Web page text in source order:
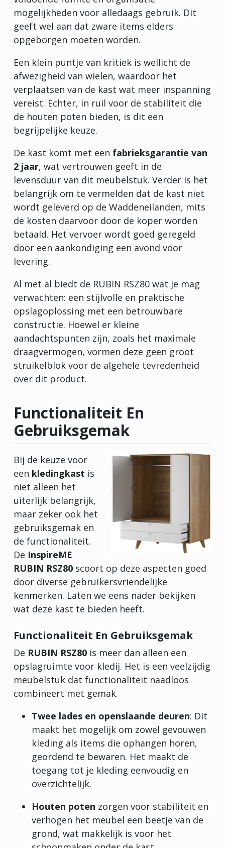
mogelijkheden voor alledaags gebruik. Dit
geeft wel aan dat zware items elders
opgeborgen moeten worden.
Een klein puntje van kritiek is wellicht de
afwezigheid van wielen, waardoor het
verplaatsen van de kast wat meer inspanning
vereist. Echter, in ruil voor de stabiliteit die
de houten poten bieden, is dit een
begrijpelijke keuze.
De kast komt met een fabrieksgarantie van
2 jaar, wat vertrouwen geeft in de
levensduur van dit meubelstuk. Verder is het
belangrijk om te vermelden dat de kast niet
wordt geleverd op de Waddeneilanden, mits
de kosten daarvoor door de koper worden
betaald. Het vervoer wordt goed geregeld
door een aankondiging een avond voor
levering.
Al met al biedt de RUBIN RSZ80 wat je mag
verwachten: een stijlvolle en praktische
opslagoplossing met een betrouwbare
constructie. Hoewel er kleine
aandachtspunten zijn, zoals het maximale
draagvermogen, vormen deze geen groot
struikelblok voor de algehele tevredenheid
over dit product.
Functionaliteit En
Gebruiksgemak
Bij de keuze voor
een kledingkast is
niet alleen het
uiterlijk belangrijk,
maar zeker ook het
gebruiksgemak en
de functionaliteit.
De InspireME
RUBIN RSZ80 scoort op deze aspecten goed
door diverse gebruikersvriendelijke
kenmerken. Laten we eens nader bekijken
wat deze kast te bieden heeft.
Functionaliteit En Gebruiksgemak
De RUBIN RSZ80 is meer dan alleen een
opslagruimte voor kledij. Het is een veelzijdig
meubelstuk dat functionaliteit naadloos
combineert met gemak.
Twee lades en openslaande deuren: Dit
maakt het mogelijk om zowel gevouwen
kleding als items die ophangen horen,
geordend te bewaren. Het maakt de
toegang tot je kleding eenvoudig en
overzichtelijk.
Houten poten zorgen voor stabiliteit en
verhogen het meubel een beetje van de
grond, wat makkelijk is voor het